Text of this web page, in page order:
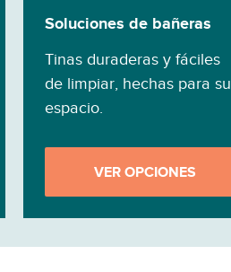
Soluciones de bañeras
Tinas duraderas y fáciles
de limpiar, hechas para su
espacio.
VER OPCIONES